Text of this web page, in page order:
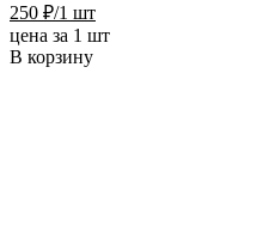
250 ₽/1 шт
цена за 1 шт
В корзину